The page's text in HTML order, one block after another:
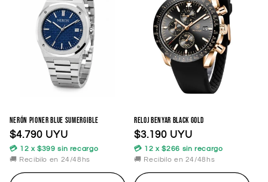
Nerón Pioner Blue Sumergible
Precio
habitual
$4.790 UYU
💳 12 x $399 sin recargo
🚚 Recibilo en 24/48hs
Reloj Benyar Black Gold
Precio
habitual
$3.190 UYU
💳 12 x $266 sin recargo
🚚 Recibilo en 24/48hs